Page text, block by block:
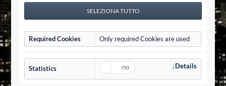
Required Cookies Only required Cookies are used
Statistics Details